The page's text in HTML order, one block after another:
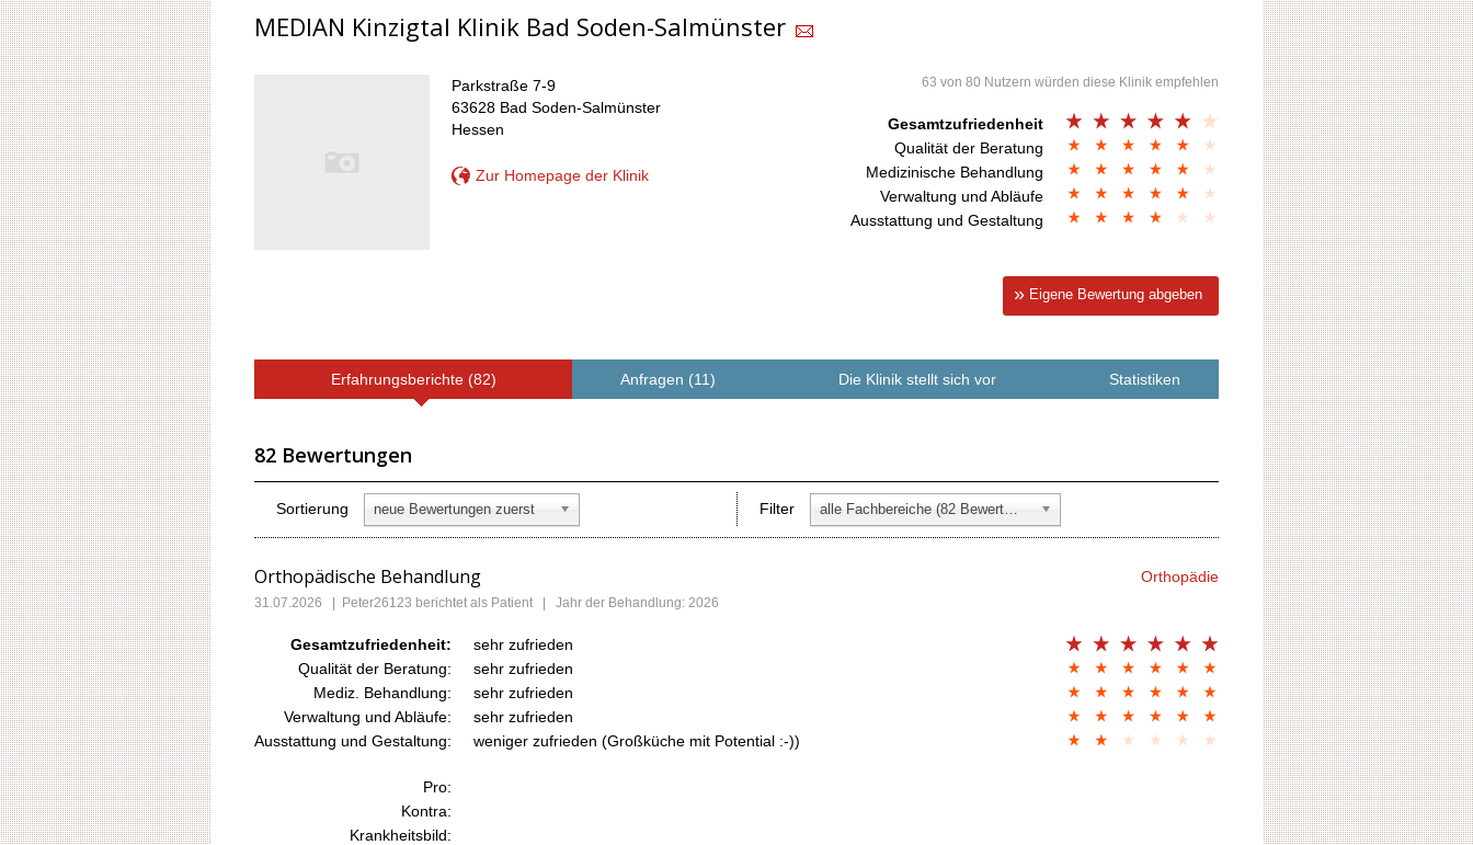
MEDIAN Kinzigtal Klinik Bad Soden-Salmünster
Parkstraße 7-9
63628 Bad Soden-Salmünster
Hessen
Zur Homepage der Klinik
63 von 80 Nutzern würden diese Klinik empfehlen
Gesamtzufriedenheit
Qualität der Beratung
Medizinische Behandlung
Verwaltung und Abläufe
Ausstattung und Gestaltung
Eigene Bewertung abgeben
Erfahrungsberichte (82) Anfragen (11) Die Klinik stellt sich vor Statistiken
82 Bewertungen
Sortierung neue Bewertungen zuerst Filter alle Fachbereiche (82 Bewertungen)
Orthopädische Behandlung Orthopädie
31.07.2026 Peter26123 berichtet als Patient | Jahr der Behandlung: 2026
Gesamtzufriedenheit:
sehr zufrieden
Qualität der Beratung:
sehr zufrieden
Mediz. Behandlung:
sehr zufrieden
Verwaltung und Abläufe:
sehr zufrieden
Ausstattung und Gestaltung:
weniger zufrieden (Großküche mit Potential :-))
Pro:
Kontra:
Krankheitsbild: